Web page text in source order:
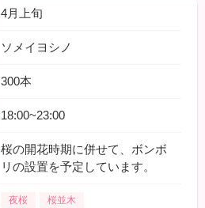
4月上旬
ソメイヨシノ
300本
18:00~23:00
桜の開花時期に併せて、ボンボ
リの設置を予定しています。
夜桜 桜並木